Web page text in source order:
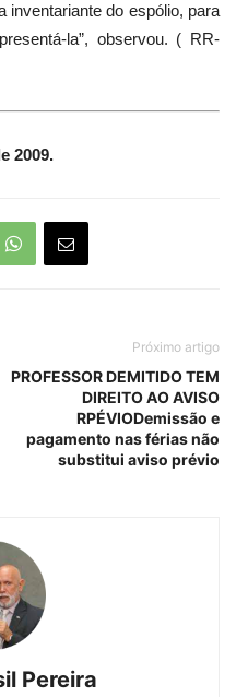
inventariante do espólio, para
la”, observou. ( RR-
2009.
Próximo artigo
PROFESSOR DEMITIDO TEM
DIREITO AO AVISO
RPÉVIODemissão e
pagamento nas férias não
substitui aviso prévio
Pereira